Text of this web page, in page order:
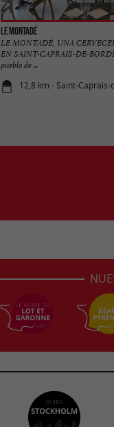
Le Montadé
LE MONTADÉ, UNA
EN SAINT-CAPRAIS-DE-
pueblo de ...
12,8 km - Saint-